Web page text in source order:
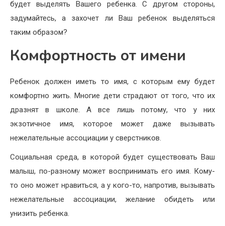
будет выделять Вашего ребенка. С другом стороны,
задумайтесь, а захочет ли Ваш ребенок выделяться
таким образом?
Комфортность от имени
Ребенок должен иметь то имя, с которым ему будет
комфортно жить. Многие дети страдают от того, что их
дразнят в школе. А все лишь потому, что у них
экзотичное имя, которое может даже вызывать
нежелательные ассоциации у сверстников.
Социальная среда, в которой будет существовать Ваш
малыш, по-разному может воспринимать его имя. Кому-
то оно может нравиться, а у кого-то, напротив, вызывать
нежелательные ассоциации, желание обидеть или
унизить ребенка.